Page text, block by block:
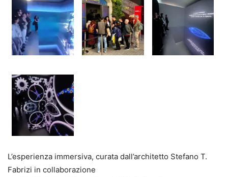
L’esperienza immersiva, curata dall’architetto Stefano T.
Fabrizi in collaborazione